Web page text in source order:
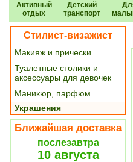
Активный
отдых
Детский
транспорт
Стилист-визажист
Макияж и прически
Туалетные столики и
аксессуары для девочек
Маникюр, парфюм
Украшения
Ближайшая доставка
послезавтра
10 августа